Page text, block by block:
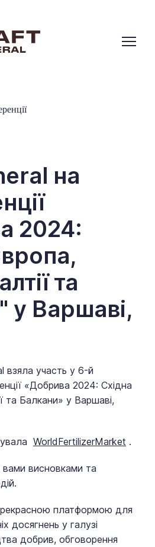
на
2024:
та
у Варшаві,
взяла участь у 6-й
«Добрива 2024: Східна
та Балкани» у Варшаві,
WorldFertilizerMarket .
висновками та
платформою для
досягнень у галузі
добрив, обговорення